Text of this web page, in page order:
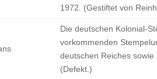
1972. (Gestiftet von
Die deutschen Kolonial-
vorkommenden
deutschen Reiches
(Defekt.)